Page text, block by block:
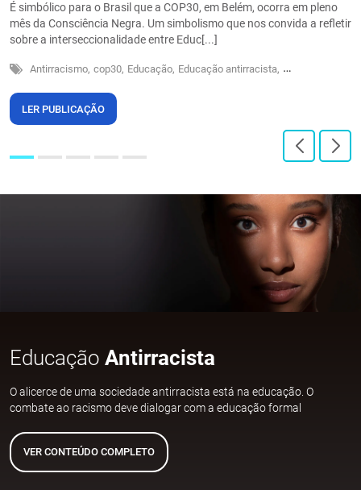
É simbólico para o Brasil que a COP30, em Belém, ocorra em pleno
mês da Consciência Negra. Um simbolismo que nos convida a refletir
sobre a interseccionalidade entre Educ[...]
Antirracismo, cop30, Educação, Educação antirracista, Sustentabilidade
LER PUBLICAÇÃO
Educação Antirracista
O alicerce de uma sociedade antirracista está na educação. O
combate ao racismo deve dialogar com a educação formal
VER CONTEÚDO COMPLETO